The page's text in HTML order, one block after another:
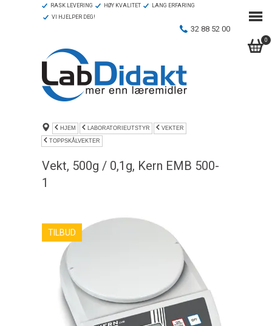
0
RASK LEVERING HØY KVALITET
LANG ERFARING
VI HJELPER DEG!
32 88 52 00
HJEM LABORATORIEUTSTYR VEKTER
TOPPSKÅLVEKTER
Vekt, 500g / 0,1g, Kern EMB 500-
1
TILBUD